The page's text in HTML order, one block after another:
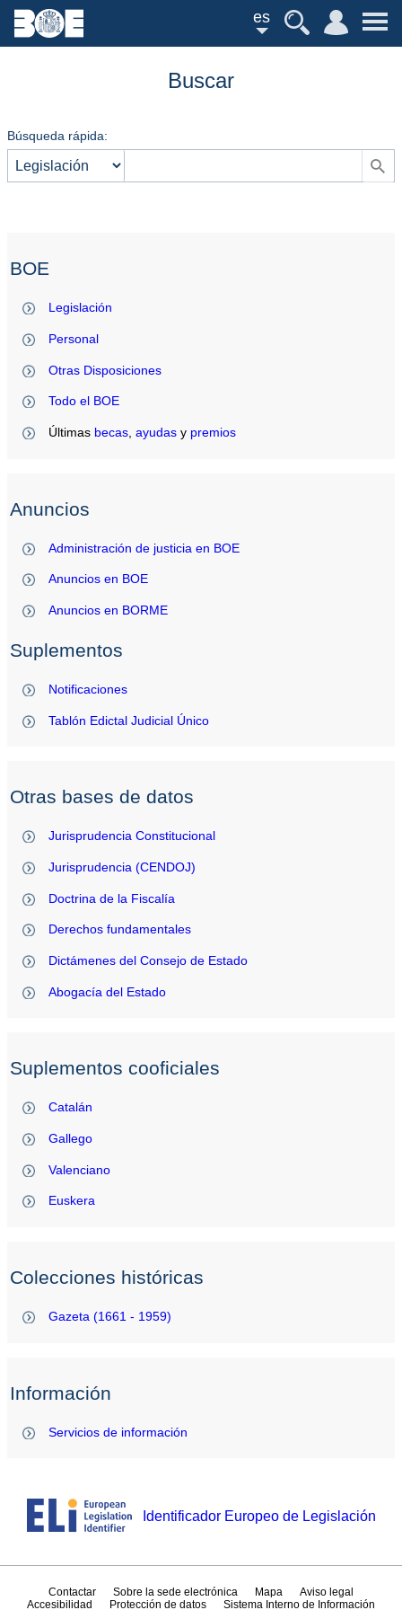
es
Buscar
Búsqueda rápida:
BOE
Legislación
Personal
Otras Disposiciones
Todo el BOE
Últimas becas ,ayudas y premios
Anuncios
Administración de justicia en BOE
Anuncios en BOE
Anuncios en BORME
Suplementos
Notificaciones
Tablón Edictal Judicial Único
Otras bases de datos
Jurisprudencia Constitucional
Jurisprudencia (CENDOJ)
Doctrina de la Fiscalía
Derechos fundamentales
Dictámenes del Consejo de Estado
Abogacía del Estado
Suplementos cooficiales
Catalán
Gallego
Valenciano
Euskera
Colecciones históricas
Gazeta (1661 - 1959)
Información
Servicios de información
Identificador Europeo de Legislación
Contactar Sobre la sede electrónica Mapa
Aviso legal
Accesibilidad
Protección de datos Sistema Interno de Información